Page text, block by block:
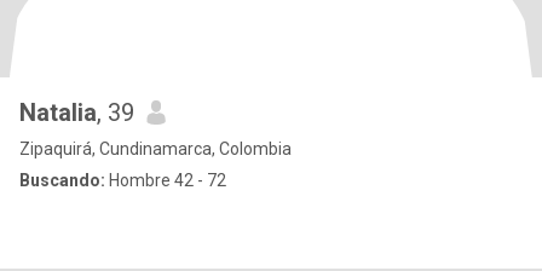
Natalia, 39
Zipaquirá, Cundinamarca, Colombia
Buscando: Hombre 42 - 72